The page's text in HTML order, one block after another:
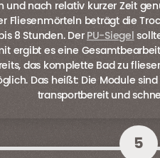
und nach relativ kurzer Zeit
Fliesenmörteln beträgt die
8 Stunden. Der PU-Siegel
ergibt es eine
das komplette Bad zu
Das heißt: Die Module
transportbereit und
5